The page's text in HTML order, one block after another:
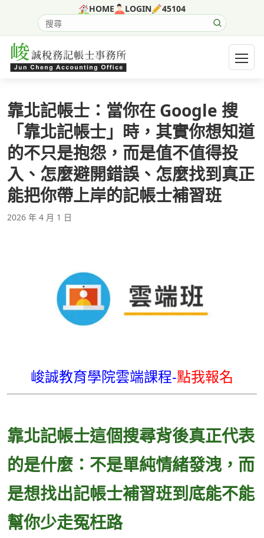
HOME LOGIN 45104
搜尋網站內容
開啟
靠北記帳士：當你在 Google 搜
「靠北記帳士」時，其實你想知道
的不只是抱怨，而是值不值得投
入、怎麼避開錯誤、怎麼找到真正
能把你帶上岸的記帳士補習班
2026 年 4 月 1 日
峻誠教育學院雲端課程-點我報名
靠北記帳士這個搜尋背後真正代表
的是什麼：不是單純情緒發洩，而
是想找出記帳士補習班到底能不能
幫你少走冤枉路